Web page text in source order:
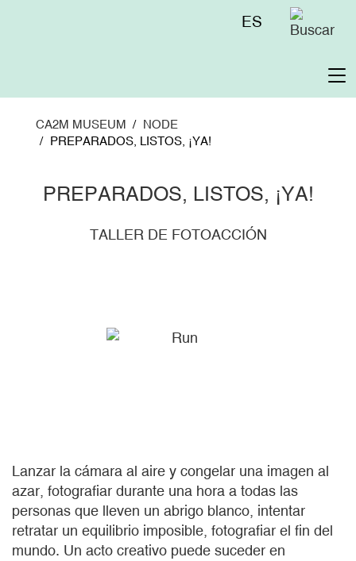
Menú
ES
CA2M MUSEUM
NODE
PREPARADOS, LISTOS, ¡YA!
PREPARADOS, LISTOS, ¡YA!
TALLER DE FOTOACCIÓN
Lanzar la cámara al aire y congelar una imagen al
azar, fotografiar durante una hora a todas las
personas que lleven un abrigo blanco, intentar
retratar un equilibrio imposible, fotografiar el fin del
mundo. Un acto creativo puede suceder en